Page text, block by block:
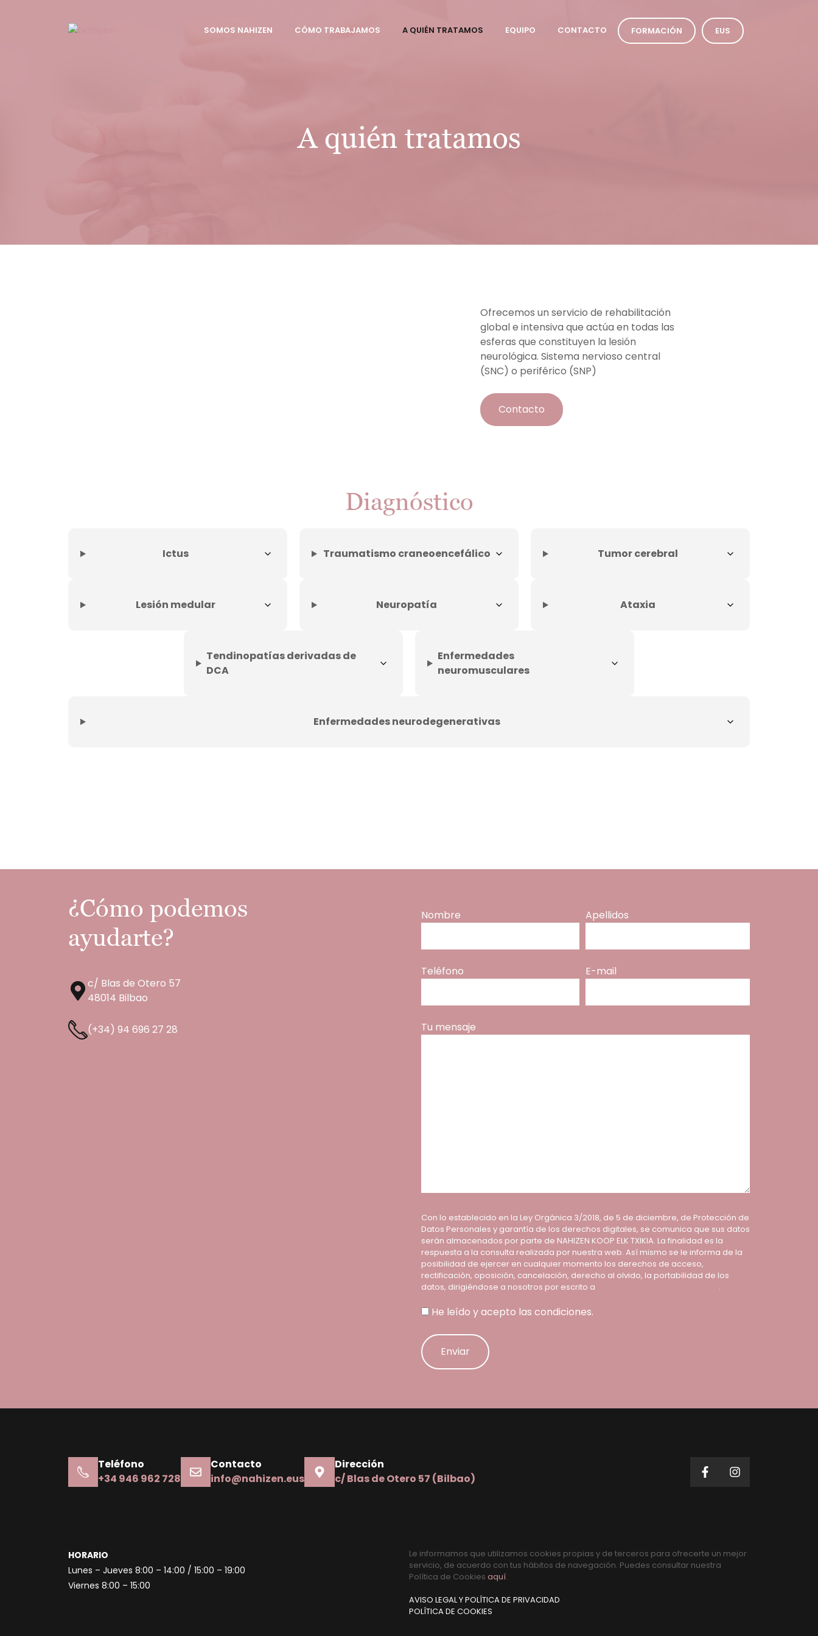
SOMOS NAHIZEN CÓMO TRABAJAMOS A QUIÉN TRATAMOS EQUIPO CONTACTO FORMACIÓN EUS
A quién tratamos
Ofrecemos un servicio de rehabilitación
global e intensiva que actúa en todas las
esferas que constituyen la lesión
neurológica. Sistema nervioso central
(SNC) o periférico (SNP)
Contacto
Diagnóstico
Ictus Traumatismo craneoencefálico Tumor cerebral
Lesión medular Neuropatía Ataxia
Tendinopatías derivadas de
DCA
Enfermedades
neuromusculares
Enfermedades neurodegenerativas
¿Cómo podemos
ayudarte?
c/ Blas de Otero 57
48014 Bilbao
(+34) 94 696 27 28
Nombre Apellidos
Teléfono E-mail
Tu mensaje
Con lo establecido en la Ley Orgánica 3/2018, de 5 de diciembre, de Protección de
Datos Personales y garantía de los derechos digitales, se comunica que sus datos
serán almacenados por parte de NAHIZEN KOOP ELK TXIKIA. La finalidad es la
respuesta a la consulta realizada por nuestra web. Así mismo se le informa de la
posibilidad de ejercer en cualquier momento los derechos de acceso,
rectificación, oposición, cancelación, derecho al olvido, la portabilidad de los
datos, dirigiéndose a nosotros por escrito a
.
He leído y acepto las condiciones.
Teléfono
+34 946 962 728
Contacto
info@nahizen.eus
Dirección
c/ Blas de Otero 57 (Bilbao)
HORARIO
Lunes – Jueves 8:00 – 14:00 / 15:00 – 19:00
Viernes 8:00 – 15:00
Le informamos que utilizamos cookies propias y de terceros para ofrecerte un mejor
servicio, de acuerdo con tus hábitos de navegación. Puedes consultar nuestra
Política de Cookies aquí.
AVISO LEGAL Y POLÍTICA DE PRIVACIDAD
POLÍTICA DE COOKIES